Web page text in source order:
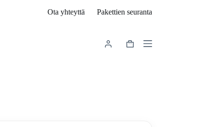
Ota yhteyttä Pakettien seuranta
Shopping